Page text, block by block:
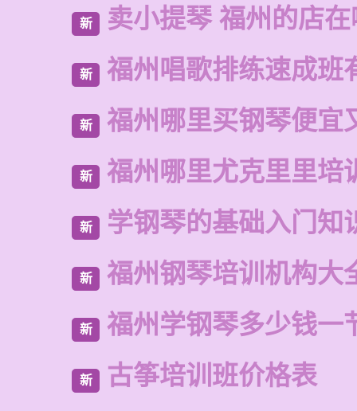
新 卖小提琴 福州的店
新 福州唱歌排练速成班
新 福州哪里买钢琴便宜
新 福州哪里尤克里里培
新 学钢琴的基础入门知
新 福州钢琴培训机构大
新 福州学钢琴多少钱一
新 古筝培训班价格表